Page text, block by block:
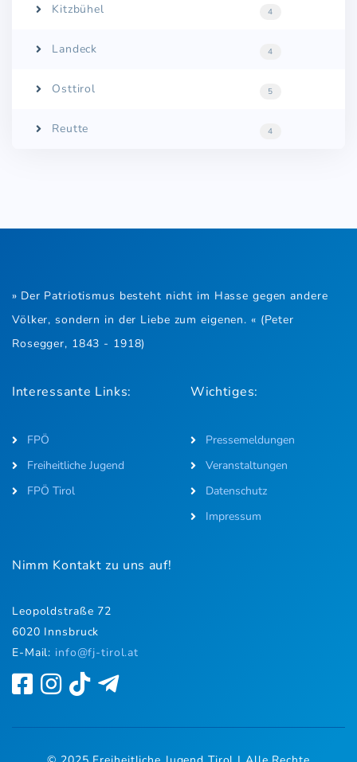
Kitzbühel 4
Landeck 4
Osttirol 5
Reutte 4
» Der Patriotismus besteht nicht im Hasse gegen andere
Völker, sondern in der Liebe zum eigenen. « (Peter
Rosegger, 1843 - 1918)
Interessante Links:
FPÖ
Freiheitliche Jugend
FPÖ Tirol
Wichtiges:
Pressemeldungen
Veranstaltungen
Datenschutz
Impressum
Nimm Kontakt zu uns auf!
Leopoldstraße 72
6020 Innsbruck
E-Mail: info@fj-tirol.at